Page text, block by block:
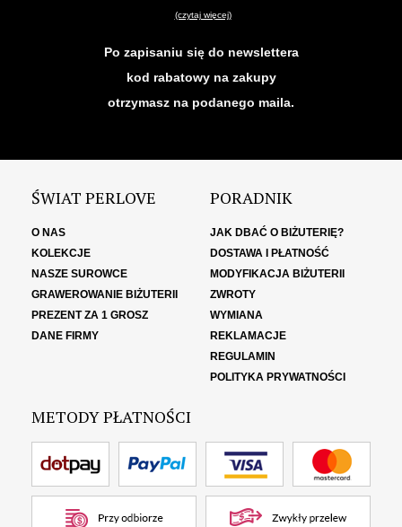
(czytaj więcej)
Po zapisaniu się do newslettera
kod rabatowy na zakupy
otrzymasz na podanego maila.
ŚWIAT PERLOVE
O NAS
KOLEKCJE
NASZE SUROWCE
GRAWEROWANIE BIŻUTERII
PREZENT ZA 1 GROSZ
DANE FIRMY
PORADNIK
JAK DBAĆ O BIŻUTERIĘ?
DOSTAWA I PŁATNOŚĆ
MODYFIKACJA BIŻUTERII
ZWROTY
WYMIANA
REKLAMACJE
REGULAMIN
POLITYKA PRYWATNOŚCI
METODY PŁATNOŚCI